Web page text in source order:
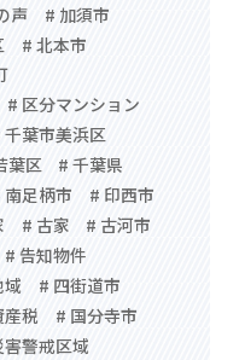
声
# 加須市
# 北本市
# 区分マンション
千葉市美浜区
葉区
# 千葉県
南足柄市
# 印西市
# 古家
# 古河市
# 告知物件
域
# 四街道市
税
# 国分寺市
警戒区域